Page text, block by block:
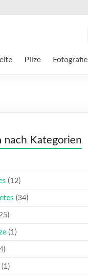
Pilze Fotografie
nach Kategorien
(12)
(34)
(1)
(1)